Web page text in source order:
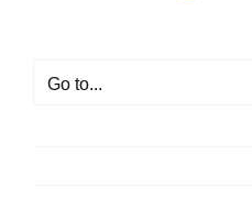
Go to...